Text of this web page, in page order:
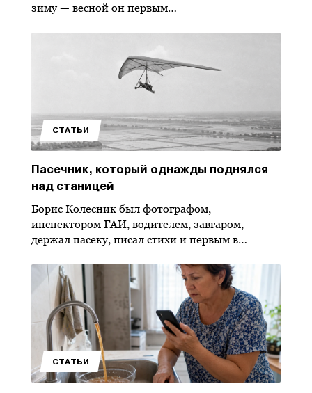
зиму — весной он первым…
СТАТЬИ
Пасечник, который однажды поднялся
над станицей
Борис Колесник был фотографом,
инспектором ГАИ, водителем, завгаром,
держал пасеку, писал стихи и первым в…
СТАТЬИ